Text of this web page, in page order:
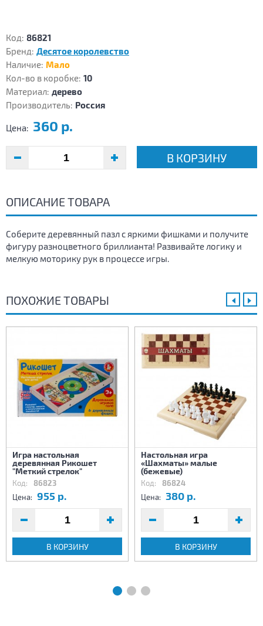
Код: 86821
Бренд: Десятое королевство
Наличие: Мало
Кол-во в коробке: 10
Материал: дерево
Производитель: Россия
Цена: 360 р.
В КОРЗИНУ
ОПИСАНИЕ ТОВАРА
Соберите деревянный пазл с яркими фишками и получите
фигуру разноцветного бриллианта! Развивайте логику и
мелкую моторику рук в процессе игры.
ПОХОЖИЕ ТОВАРЫ
Игра настольная
деревянная Рикошет
"Меткий стрелок"
Код: 86823
Цена: 955 р.
В КОРЗИНУ
Настольная игра
«Шахматы» малые
(бежевые)
Код: 86824
Цена: 380 р.
В КОРЗИНУ